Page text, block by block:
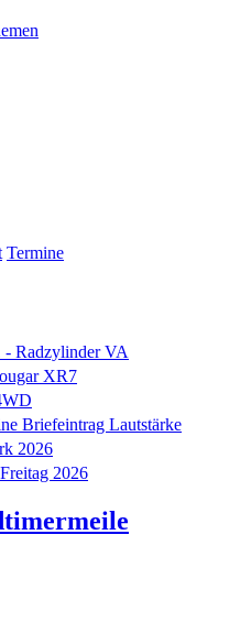
Termine
- Radzylinder VA
XR7
Briefeintrag Lautstärke
2026
2026